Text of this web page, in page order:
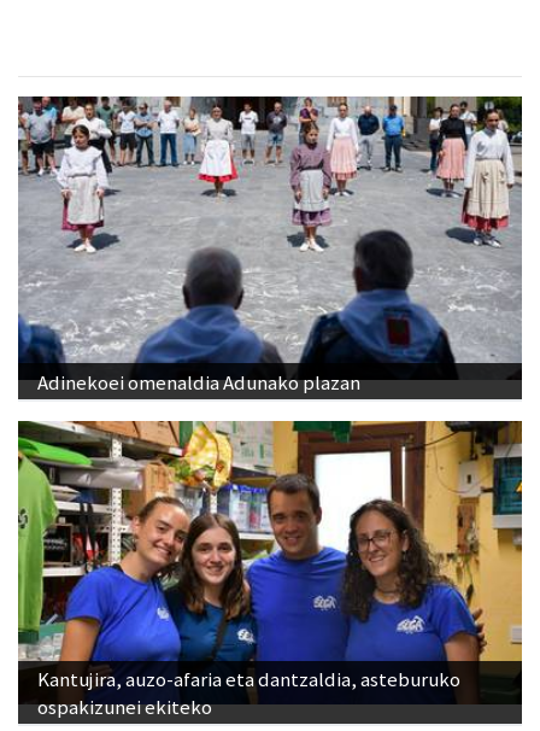
Adinekoei omenaldia Adunako plazan
Kantujira, auzo-afaria eta dantzaldia, asteburuko
ospakizunei ekiteko